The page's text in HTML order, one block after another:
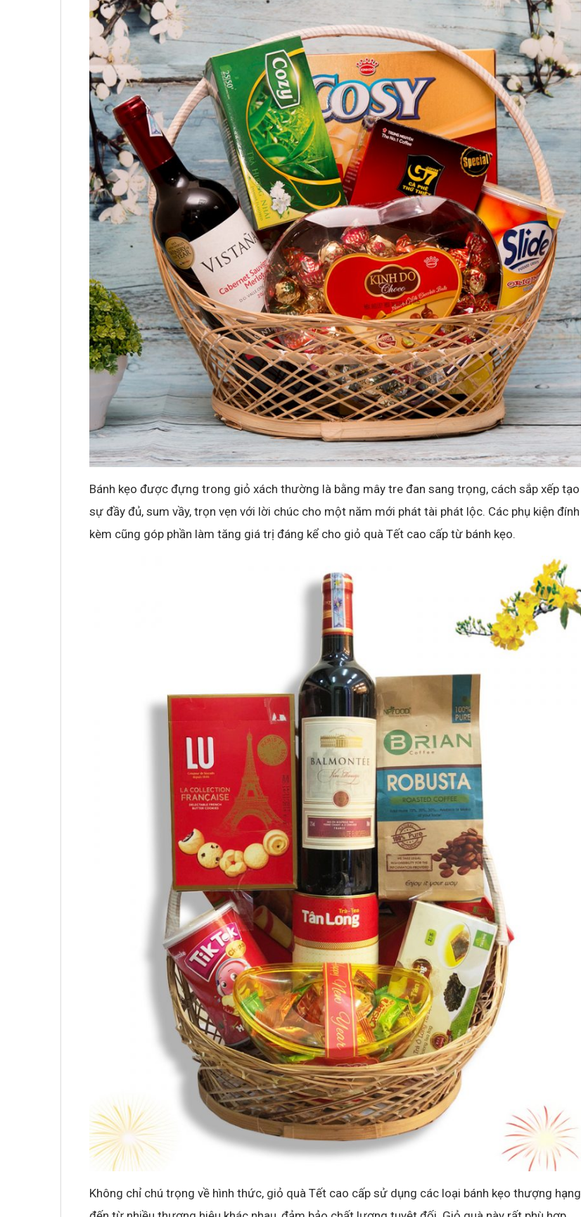
Bánh kẹo được đựng trong giỏ xách thường là bằng mây tre đan sang trọng, cách sắp xếp tạo
sự đầy đủ, sum vầy, trọn vẹn với lời chúc cho một năm mới phát tài phát lộc. Các phụ kiện đính
kèm cũng góp phần làm tăng giá trị đáng kể cho giỏ quà Tết cao cấp từ bánh kẹo.
Không chỉ chú trọng về hình thức, giỏ quà Tết cao cấp sử dụng các loại bánh kẹo thượng hạng